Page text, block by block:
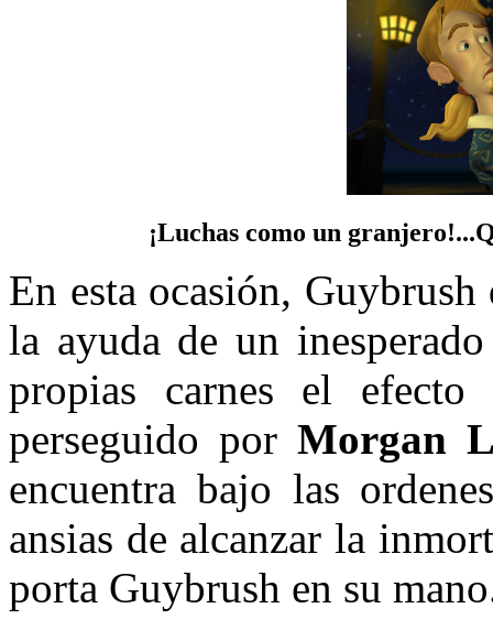
¡Luchas como un granjero!...
En esta ocasión,
la ayuda de un
propias carnes el
perseguido porMorgan
encuentra bajo las
ansias de alcanzar la
porta Guybrush en su